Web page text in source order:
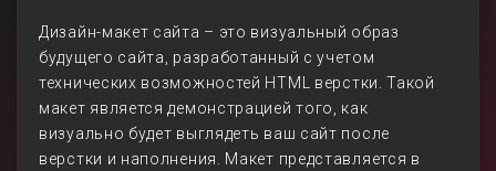
Дизайн-макет сайта – это визуальный образ
будущего сайта, разработанный с учетом
технических возможностей HTML верстки. Такой
макет является демонстрацией того, как
визуально будет выглядеть ваш сайт после
верстки и наполнения. Макет представляется в